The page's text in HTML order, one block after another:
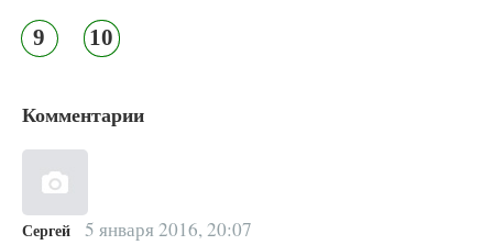
9 10
Комментарии
Сергей 5 января 2016, 20:07